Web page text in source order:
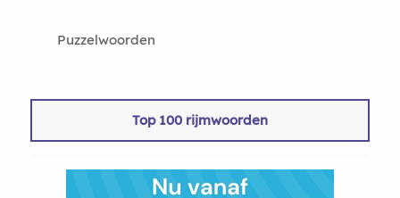
Puzzelwoorden
Top 100 rijmwoorden